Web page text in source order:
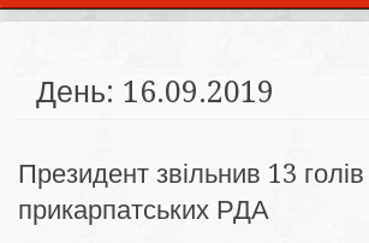
День: 16.09.2019
Президент звільнив 13 голів
прикарпатських РДА